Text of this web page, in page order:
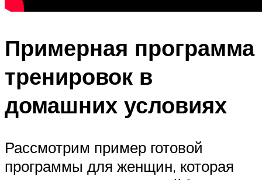
Примерная программа
тренировок в
домашних условиях
Рассмотрим пример готовой
программы для женщин, которая